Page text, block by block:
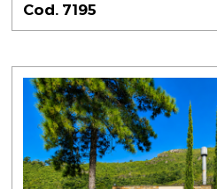
Cod. 7195